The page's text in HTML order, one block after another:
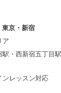
東京・新宿
ア
・西新宿五丁目
ンレッスン対応